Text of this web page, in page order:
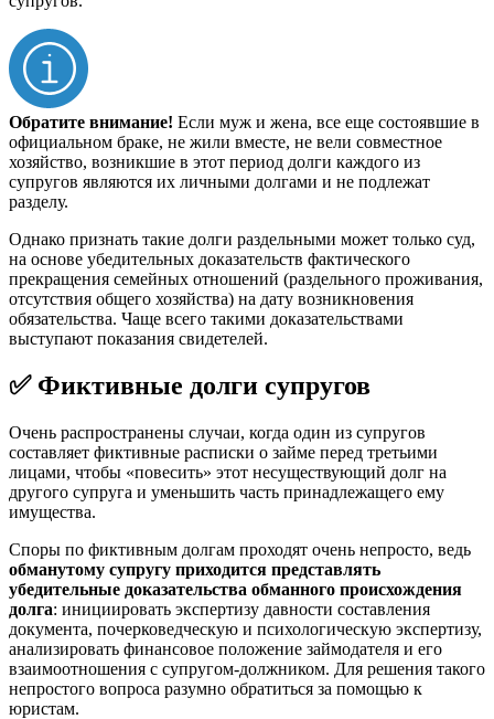
Обратите внимание! Если муж и жена, все еще состоявшие в
официальном браке, не жили вместе, не вели совместное
хозяйство, возникшие в этот период долги каждого из
супругов являются их личными долгами и не подлежат
разделу.
Однако признать такие долги раздельными может только суд,
на основе убедительных доказательств фактического
прекращения семейных отношений (раздельного проживания,
отсутствия общего хозяйства) на дату возникновения
обязательства. Чаще всего такими доказательствами
выступают показания свидетелей.
✅ Фиктивные долги супругов
Очень распространены случаи, когда один из супругов
составляет фиктивные расписки о займе перед третьими
лицами, чтобы «повесить» этот несуществующий долг на
другого супруга и уменьшить часть принадлежащего ему
имущества.
Споры по фиктивным долгам проходят очень непросто, ведь
обманутому супругу приходится представлять
убедительные доказательства обманного происхождения
долга: инициировать экспертизу давности составления
документа, почерковедческую и психологическую экспертизу,
анализировать финансовое положение займодателя и его
взаимоотношения с супругом-должником. Для решения такого
непростого вопроса разумно обратиться за помощью к
юристам.